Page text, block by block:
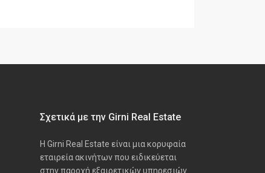
Σχετικά με την Girni Real Estate
Η Girni Real Estate είναι μια κορυφαία
εταιρεία ακινήτων που ειδικεύεται
στην παροχή εξαιρετικών υπηρεσιών